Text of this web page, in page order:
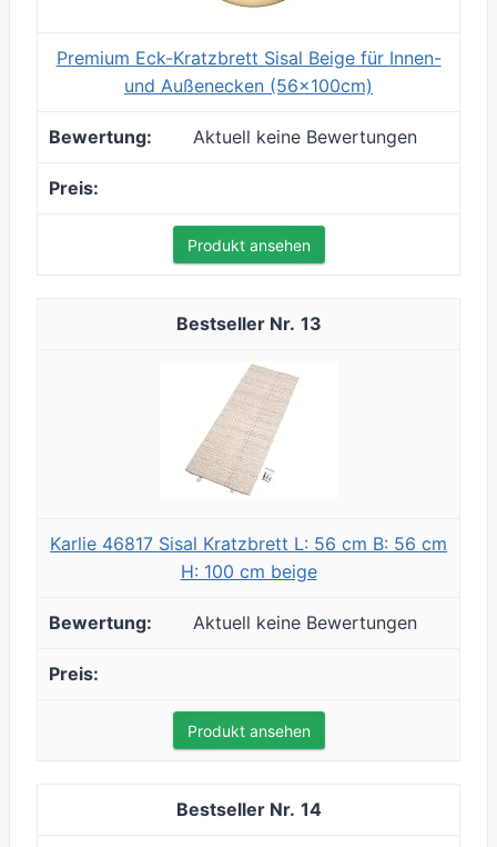
Premium Eck-Kratzbrett Sisal Beige für Innen-
und Außenecken (56x100cm)
Aktuell keine Bewertungen
Produkt ansehen
13
Karlie 46817 Sisal Kratzbrett L: 56 cm B: 56 cm
H: 100 cm beige
Aktuell keine Bewertungen
Produkt ansehen
14